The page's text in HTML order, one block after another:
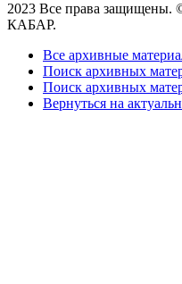
2023 Все права
КАБАР.
Все архивные
Поиск архивных
Поиск архивных
Вернуться на